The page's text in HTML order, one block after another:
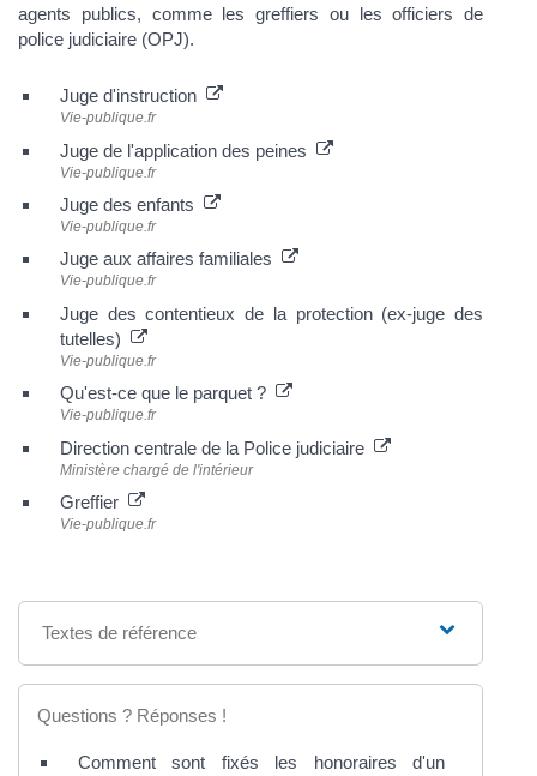
agents publics, comme les greffiers ou les officiers de
police judiciaire (OPJ).
Juge d'instruction
Vie-publique.fr
Juge de l'application des peines
Vie-publique.fr
Juge des enfants
Vie-publique.fr
Juge aux affaires familiales
Vie-publique.fr
Juge des contentieux de la protection (ex-juge des
tutelles)
Vie-publique.fr
Qu'est-ce que le parquet ?
Vie-publique.fr
Direction centrale de la Police judiciaire
Ministère chargé de l'intérieur
Greffier
Vie-publique.fr
Textes de référence
Questions ? Réponses !
Comment sont fixés les honoraires d'un